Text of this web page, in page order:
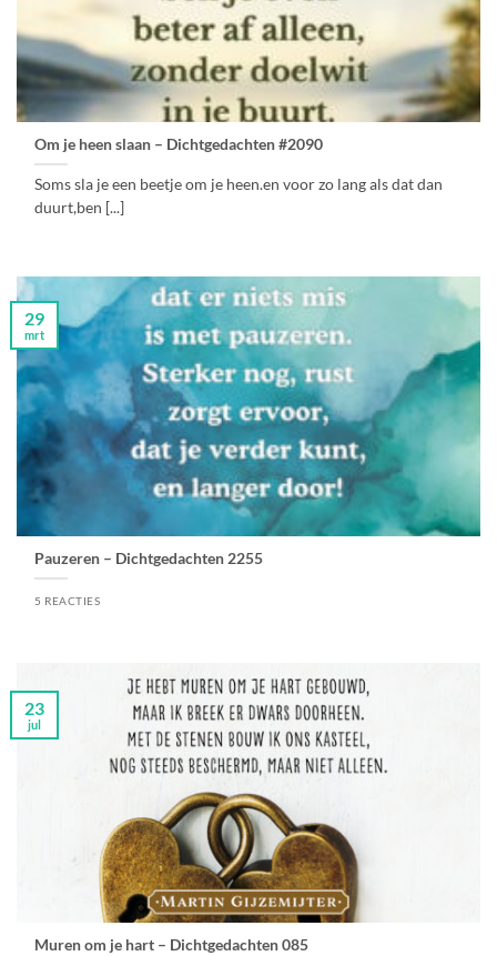
Om je heen slaan – Dichtgedachten #2090
Soms sla je een beetje om je heen.en voor zo lang als dat dan
duurt,ben [...]
Pauzeren – Dichtgedachten 2255
5 REACTIES
29
mrt
Muren om je hart – Dichtgedachten 085
23
jul